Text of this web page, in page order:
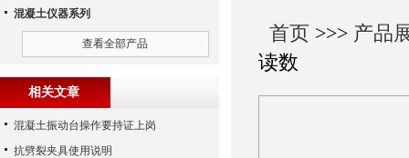
首页 >>> 产品
读数
混凝土仪器系列
查看全部产品
相关文章
混凝土振动台操作要持证上岗
抗劈裂夹具使用说明